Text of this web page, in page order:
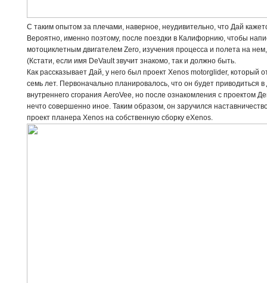
С таким опытом за плечами, наверное, неудивительно, что Дай
Вероятно, именно поэтому, после поездки в Калифорнию, чтобы
мотоциклетным двигателем Zero, изучения процесса и полета на
(Кстати, если имя DeVault звучит знакомо, так и должно быть.
Как рассказывает Дай, у него был проект Xenos motorglider, который
семь лет. Первоначально планировалось, что он будет приводиться
внутреннего сгорания AeroVee, но после ознакомления с проектом
нечто совершенно иное. Таким образом, он заручился
проект планера Xenos на собственную сборку eXenos.